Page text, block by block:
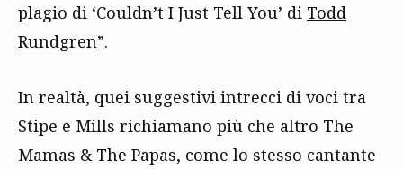
plagio di ‘Couldn’t I Just Tell You’ di Todd
Rundgren”.
In realtà, quei suggestivi intrecci di voci tra
Stipe e Mills richiamano più che altro The
Mamas & The Papas, come lo stesso cantante